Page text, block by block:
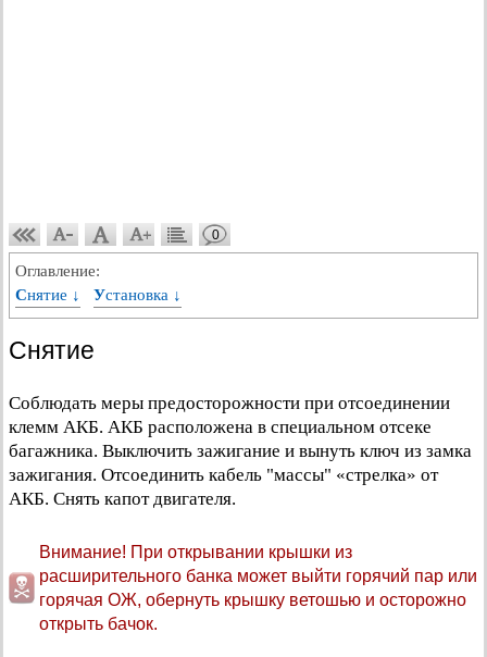
0
Оглавление:
Снятие ↓
Установка ↓
Снятие
Соблюдать меры предосторожности при отсоединении
клемм АКБ. АКБ расположена в специальном отсеке
багажника. Выключить зажигание и вынуть ключ из замка
зажигания. Отсоединить кабель "массы" «стрелка» от
АКБ. Снять капот двигателя.
Внимание! При открывании крышки из
расширительного банка может выйти горячий пар или
горячая ОЖ, обернуть крышку ветошью и осторожно
открыть бачок.